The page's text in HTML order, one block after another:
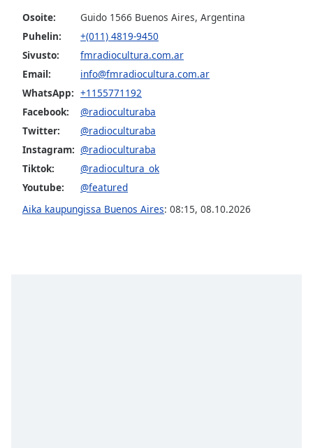
Family
Reset
Done
Close
Modal
Dialog
dialog
window.
Osoite:
Guido 1566 Buenos Aires, Argentina
Puhelin:
+(011) 4819-9450
Sivusto:
fmradiocultura.com.ar
Email:
info@fmradiocultura.com.ar
WhatsApp: +1155771192
Facebook:
@radioculturaba
Twitter:
@radioculturaba
Instagram: @radioculturaba
Tiktok:
@radiocultura_ok
Youtube:
@featured
Aika kaupungissa Buenos Aires: 08:15, 08.10.2026